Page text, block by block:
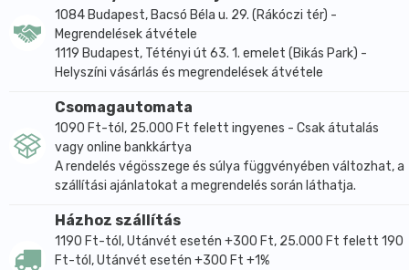
cukortartalmú, fehérjében gazdag, továbbá bio,
vegán, természetes anyagokból készült, nem
besugárzott, mesterséges ízesítőt, mesterséges
színezéket és tartósítószert nem tartalmaz. Emellett
GMO-mentes, hozzáadott cukrot nem tartalmazó,
allergénmentes és nátriummentes vagy sómentes
jellemzőkkel szerepel.
A gyártói oldalon feltüntetett tápanyagtartalom
alapján 100 g termék 2527 kJ, azaz 604 kcal energiát,
51,2 g zsírt, 5,3 g szénhidrátot, 1,9 g rostot és 31,0 g
fehérjét tartalmaz. A zsírsavösszetételben az
omega-3 zsírsavként megadott linolénsav
1084 Budapest, Bacsó Béla u. 29. (Rákóczi tér) -
Megrendelések átvétele
1119 Budapest, Tétényi út 63. 1. emelet (Bikás Park) -
Helyszíni vásárlás és megrendelések átvétele
Csomagautomata
1090 Ft-tól, 25.000 Ft felett ingyenes - Csak átutalás
vagy online bankkártya
A rendelés végösszege és súlya függvényében változhat, a
szállítási ajánlatokat a megrendelés során láthatja.
Házhoz szállítás
1190 Ft-tól, Utánvét esetén +300 Ft, 25.000 Ft felett 190
Ft-tól, Utánvét esetén +300 Ft +1%